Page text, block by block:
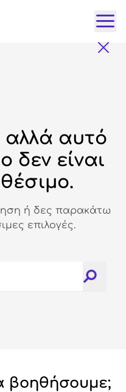
SUV
αυτό
δεν είναι
ή δες παρακάτω
επιλογές.
βοηθήσουμε;